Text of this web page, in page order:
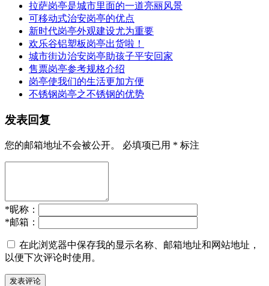
拉萨岗亭是城市里面的一道亮丽风景
可移动式治安岗亭的优点
新时代岗亭外观建设尤为重要
欢乐谷铝塑板岗亭出货啦！
城市街边治安岗亭助孩子平安回家
售票岗亭参考规格介绍
岗亭使我们的生活更加方便
不锈钢岗亭之不锈钢的优势
发表回复
您的邮箱地址不会被公开。 必填项已用 * 标注
*昵称：
*邮箱：
在此浏览器中保存我的显示名称、邮箱地址和网站地址，
以便下次评论时使用。